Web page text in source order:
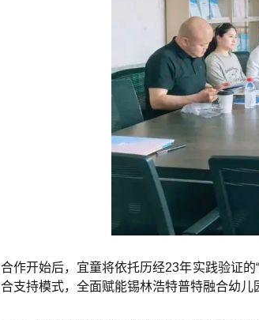
合作开始后，宜童将依托历经23年实践验证
合支持模式，全面赋能锡林浩特普特融合幼儿